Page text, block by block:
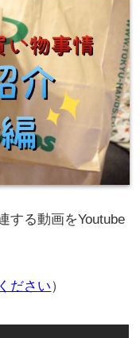
する動画をYoutube
ださい）